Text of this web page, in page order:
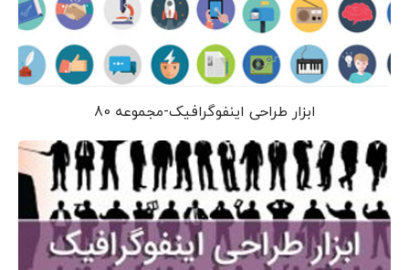
ابزار طراحی اینفوگرافیک-مجموعه 80